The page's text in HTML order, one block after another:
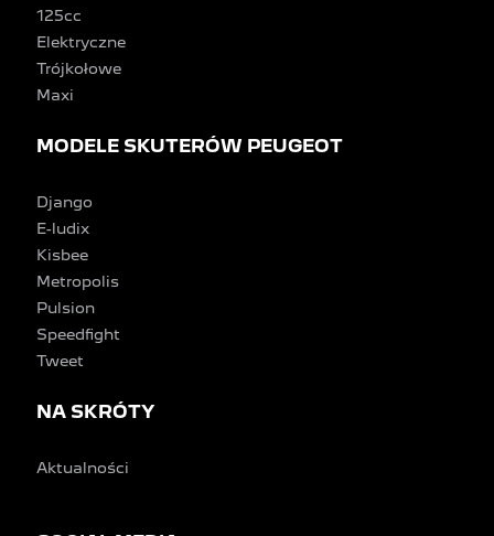
125cc
Elektryczne
Trójkołowe
Maxi
MODELE SKUTERÓW PEUGEOT
Django
E-ludix
Kisbee
Metropolis
Pulsion
Speedfight
Tweet
NA SKRÓTY
Aktualności